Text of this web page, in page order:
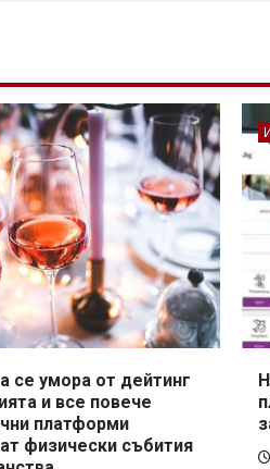
се умора от дейтинг
и все повече
платформи
физически събития